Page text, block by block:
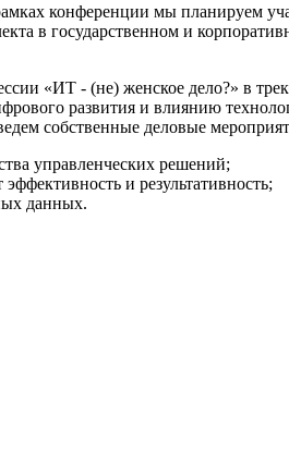
конференции мы планируем
в государственном и
«ИТ - (не) женское дело?» в
развития и влиянию
собственные деловые
управленческих решений;
и результативность;
данных.